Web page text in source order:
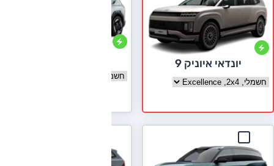
יונדאי איוניק 9
בחר גרסה יונדאי איוניק 9
בחר גרסה קיה EV9